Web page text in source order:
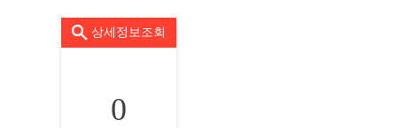
상세정보조회
0